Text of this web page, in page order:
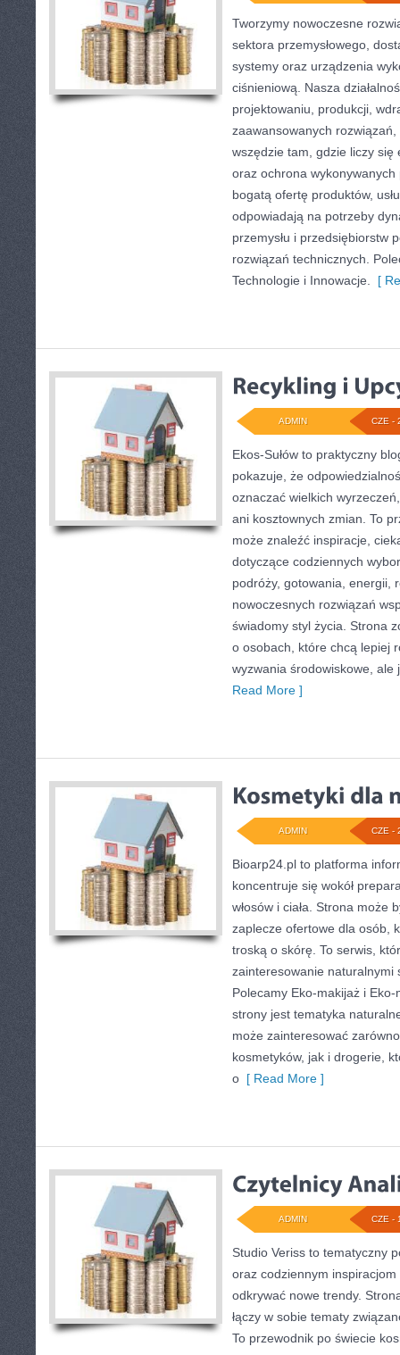
Tworzymy nowoczesne
sektora przemysłowego,
systemy oraz urządzenia
ciśnieniową. Nasza
projektowaniu, produkcji,
zaawansowanych
wszędzie tam, gdzie liczy się
oraz ochrona
bogatą ofertę produktów,
odpowiadają na potrzeby
przemysłu i przedsiębiorstw
rozwiązań technicznych.
Technologie i Innowacje.
[
CZE -
ADMIN
Ekos-Sułów to praktyczny
pokazuje, że
oznaczać wielkich
ani kosztownych zmian. To
może znaleźć inspiracje,
dotyczące codziennych
podróży, gotowania, energii,
nowoczesnych rozwiązań
świadomy styl życia. Strona
o osobach, które chcą lepiej
wyzwania środowiskowe, ale
Read More ]
CZE -
ADMIN
Bioarp24.pl to platforma
koncentruje się wokół
włosów i ciała. Strona może
zaplecze ofertowe dla osób,
troską o skórę. To serwis,
zainteresowanie naturalnymi
Polecamy Eko-makijaż i
strony jest tematyka
może zainteresować
kosmetyków, jak i drogerie,
o [ Read More ]
CZE -
ADMIN
Studio Veriss to tematyczny
oraz codziennym
odkrywać nowe trendy.
łączy w sobie tematy
To przewodnik po świecie